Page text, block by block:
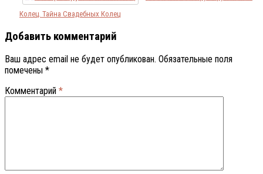
Колец. Тайна Свадебных Колец
Добавить комментарий
Ваш адрес email не будет опубликован. Обязательные поля
помечены *
Комментарий *